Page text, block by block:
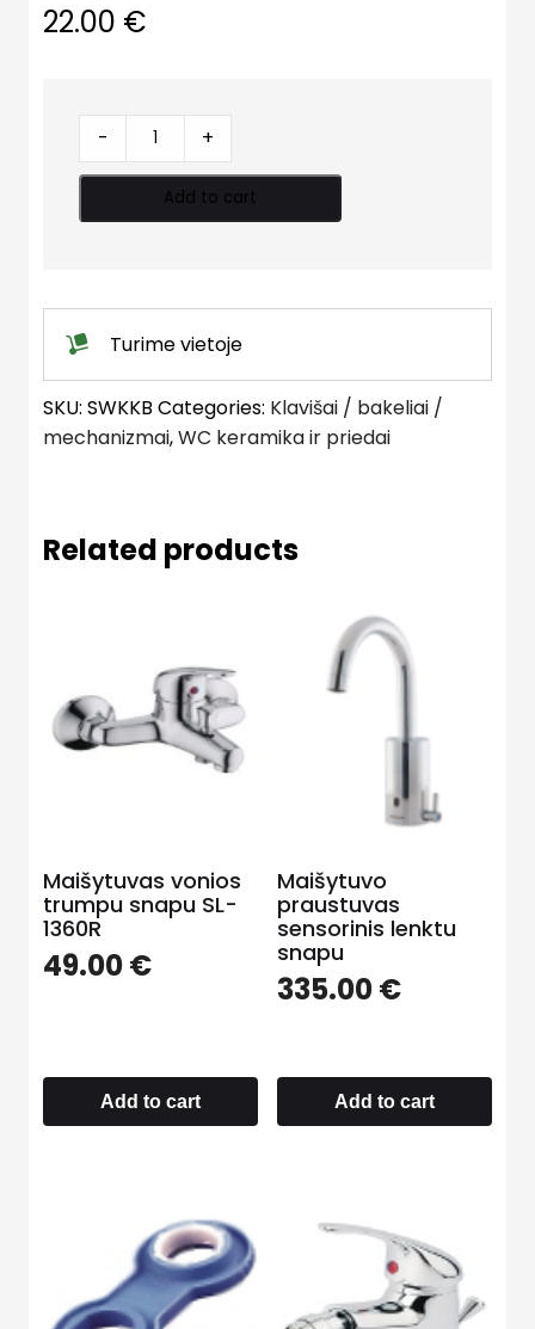
22.00 €
bakelio
Kantos
- +
Add to cart
Turime vietoje
SKU: SWKKB Categories: Klavišai / bakeliai /
mechanizmai,WC keramika ir priedai
Related products
Maišytuvas vonios
trumpu snapu SL-
1360R
49.00€
Add to cart
Maišytuvo
praustuvas
sensorinis lenktu
snapu
335.00€
Add to cart